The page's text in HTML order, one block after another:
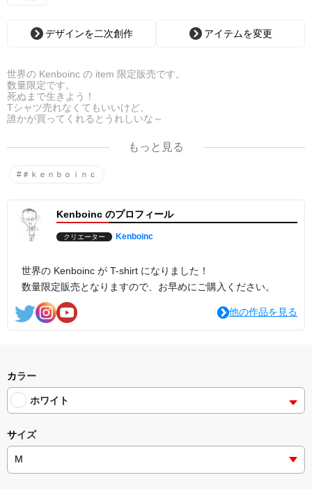
デザインを二次創作 アイテムを変更
世界の Kenboinc の item 限定販売です。
数量限定です。
死ぬまで生きよう！
Tシャツ売れなくてもいいけど、
誰かが買ってくれるとうれしいな～
もっと見る
#＃ｋｅｎｂｏｉｎｃ
Kenboinc のプロフィール
クリエーター Kenboinc
世界の Kenboinc が T-shirt になりました！
数量限定販売となりますので、お早めにご購入ください。
他の作品を見る
カラー
ホワイト
サイズ